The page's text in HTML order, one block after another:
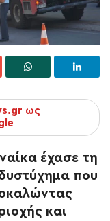
ως
έχασε τη
που
και